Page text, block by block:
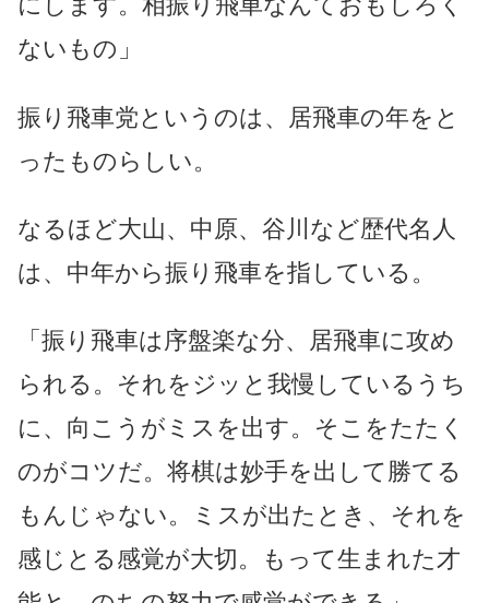
ないもの」
振り飛車党というのは、居飛車の年をと
ったものらしい。
なるほど大山、中原、谷川など歴代名人
は、中年から振り飛車を指している。
「振り飛車は序盤楽な分、居飛車に攻め
られる。それをジッと我慢しているうち
に、向こうがミスを出す。そこをたたく
のがコツだ。将棋は妙手を出して勝てる
もんじゃない。ミスが出たとき、それを
感じとる感覚が大切。もって生まれた才